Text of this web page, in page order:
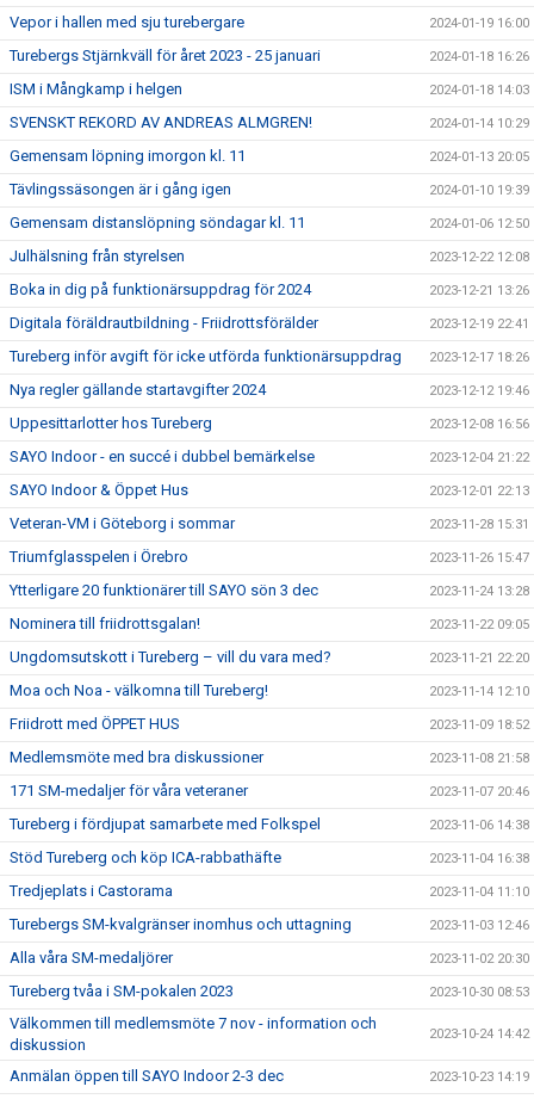
Vepor i hallen med sju turebergare 2024-01-19 16:00
Turebergs Stjärnkväll för året 2023 - 25 januari 2024-01-18 16:26
ISM i Mångkamp i helgen 2024-01-18 14:03
SVENSKT REKORD AV ANDREAS ALMGREN! 2024-01-14 10:29
Gemensam löpning imorgon kl. 11 2024-01-13 20:05
Tävlingssäsongen är i gång igen 2024-01-10 19:39
Gemensam distanslöpning söndagar kl. 11 2024-01-06 12:50
Julhälsning från styrelsen 2023-12-22 12:08
Boka in dig på funktionärsuppdrag för 2024 2023-12-21 13:26
Digitala föräldrautbildning - Friidrottsförälder 2023-12-19 22:41
Tureberg inför avgift för icke utförda funktionärsuppdrag 2023-12-17 18:26
Nya regler gällande startavgifter 2024 2023-12-12 19:46
Uppesittarlotter hos Tureberg 2023-12-08 16:56
SAYO Indoor - en succé i dubbel bemärkelse 2023-12-04 21:22
SAYO Indoor & Öppet Hus 2023-12-01 22:13
Veteran-VM i Göteborg i sommar 2023-11-28 15:31
Triumfglasspelen i Örebro 2023-11-26 15:47
Ytterligare 20 funktionärer till SAYO sön 3 dec 2023-11-24 13:28
Nominera till friidrottsgalan! 2023-11-22 09:05
Ungdomsutskott i Tureberg – vill du vara med? 2023-11-21 22:20
Moa och Noa - välkomna till Tureberg! 2023-11-14 12:10
Friidrott med ÖPPET HUS 2023-11-09 18:52
Medlemsmöte med bra diskussioner 2023-11-08 21:58
171 SM-medaljer för våra veteraner 2023-11-07 20:46
Tureberg i fördjupat samarbete med Folkspel 2023-11-06 14:38
Stöd Tureberg och köp ICA-rabbathäfte 2023-11-04 16:38
Tredjeplats i Castorama 2023-11-04 11:10
Turebergs SM-kvalgränser inomhus och uttagning 2023-11-03 12:46
Alla våra SM-medaljörer 2023-11-02 20:30
Tureberg tvåa i SM-pokalen 2023 2023-10-30 08:53
Välkommen till medlemsmöte 7 nov - information och
diskussion
2023-10-24 14:42
Anmälan öppen till SAYO Indoor 2-3 dec 2023-10-23 14:19